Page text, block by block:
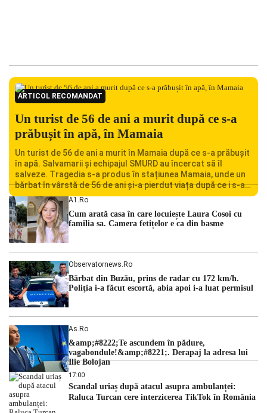
ARTICOL RECOMANDAT
Un turist de 56 de ani a murit după ce s-a
prăbușit în apă, în Mamaia
Un turist de 56 de ani a murit în Mamaia după ce s-a prăbușit
în apă. Salvamarii și echipajul SMURD au încercat să îl
salveze. Tragedia s-a produs în stațiunea Mamaia, unde un
bărbat în vârstă de 56 de ani și-a pierdut viața după ce i s-a
făcut rău în timp ce se afla în […]
A1.ro
Cum arată casa în care locuiește Laura Cosoi cu
familia sa. Camera fetițelor e ca din basme
Observatornews.ro
Bărbat din Buzău, prins de radar cu 172 km/h.
Poliţia i-a făcut escortă, abia apoi i-a luat permisul
As.ro
&amp;#8222;Te ascundem în pădure,
vagabondule!&amp;#8221;. Derapaj la adresa lui
Ilie Bolojan
17:00
Scandal uriaș după atacul asupra ambulanței:
Raluca Turcan cere interzicerea TikTok în România